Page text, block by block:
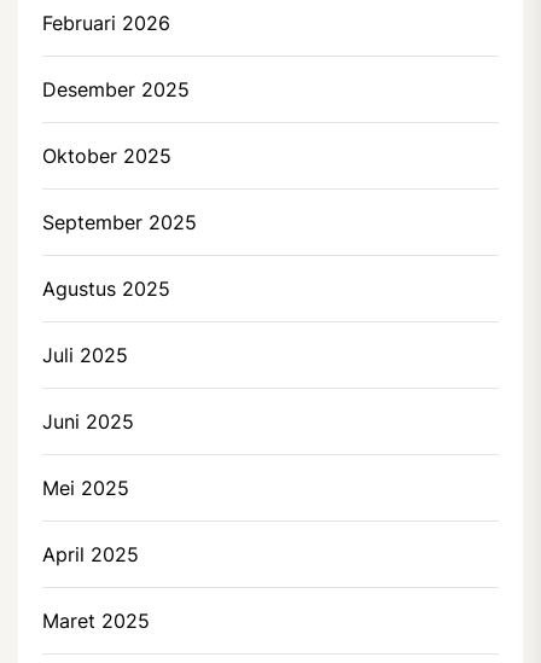
Februari 2026
Desember 2025
Oktober 2025
September 2025
Agustus 2025
Juli 2025
Juni 2025
Mei 2025
April 2025
Maret 2025